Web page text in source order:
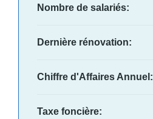
Nombre de salariés:
Dernière rénovation:
Chiffre d'Affaires Annuel:
Taxe foncière: